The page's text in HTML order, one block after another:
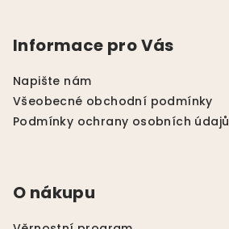
Informace pro Vás
Napište nám
Všeobecné obchodní podmínky
Podmínky ochrany osobních údajů
O nákupu